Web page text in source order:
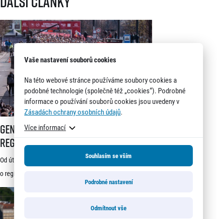
Generali 1/2Maraton Praha spouští
registrace a mění dosavadní systém!
Třítýdenní lhůta na podání žádosti
startuje 21. července
Od úterý 21. července je možné podávat žádosti
o registraci na jeden z nejprestižnějších závodů světa –
Generali 1/2Maraton Praha. Do povědomí běžců se
dostal nejen trasou vedoucí srdcem historické Prahy, ale
i tradicí a naprosto jedinečnou atmosférou. Pyšní se
Generali 1/2Maraton Praha spouští registrace a mění dosavadní
Vaše nastavení souborů cookies
Na této webové stránce používáme soubory cookies a
podobné technologie (společně též „cookies“). Podrobné
informace o používání souborů cookies jsou uvedeny v
Zásadách ochrany osobních údajů.
Více informací
Souhlasím se vším
Podrobné nastavení
Odmítnout vše